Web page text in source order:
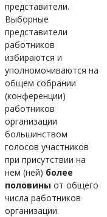
представители.
Выборные
представители
работников
избираются и
уполномочиваются на
общем собрании
(конференции)
работников
организации
большинством
голосов участников
при присутствии на
нем (ней) более
половины от общего
числа работников
организации.